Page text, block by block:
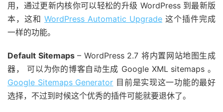
用，通过更新内核你可以轻松的升级 WordPress 到最新版
本，这和 WordPress Automatic Upgrade 这个插件完成
一样的功能。
Default Sitemaps– WordPress 2.7 将内置网站地图生成
器， 可以为你的博客自动生成 Google XML sitemaps 。
Google Sitemaps Generator 目前是实现这一功能的最好
选择，不过到时候这个优秀的插件可能就要退休了。